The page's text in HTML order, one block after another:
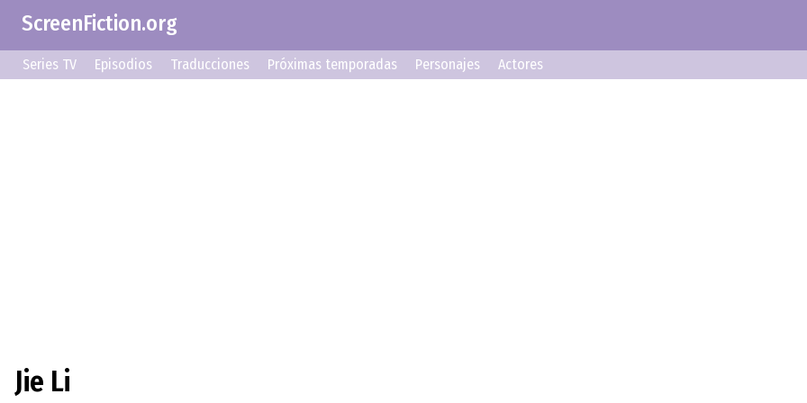
ScreenFiction.org
Series TV Episodios Traducciones Próximas temporadas Personajes Actores
Jie Li